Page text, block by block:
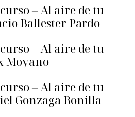
– Al aire de tu
Ballester Pardo
– Al aire de tu
Moyano
– Al aire de tu
Gonzaga Bonilla